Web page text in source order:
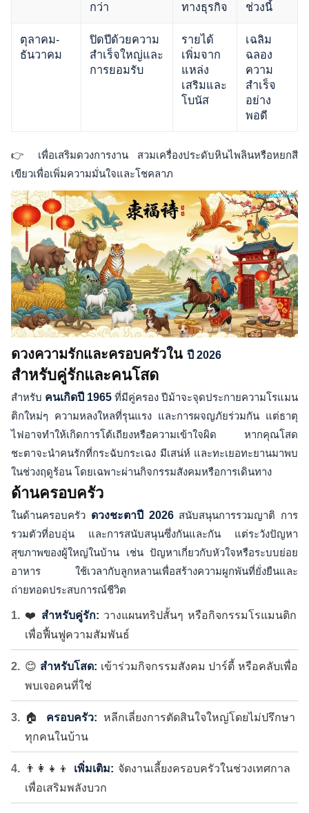
กว่า ทางธุรกิจ ช่วงนี้
ตุลาคม-
ธันวาคม
ปิดปีด้วยความ
สำเร็จใหญ่และ
การยอมรับ
รายได้
เพิ่มจาก
แหล่ง
เสริมและ
โบนัส
เฉลิม
ฉลอง
ความ
สำเร็จ
อย่าง
พอดี
👉 เพื่อเสริมดวงการงาน สวมเครื่องประดับหินไพลินหรือหยกสี
เขียวเพื่อเพิ่มความมั่นใจและโชคลาภ
ดวงความรักและครอบครัวใน ปี 2026
สำหรับคู่รักและคนโสด
สำหรับ คนเกิดปี 1965 ที่มีคู่ครอง ปีม้าจะจุดประกายความโรแมน
ติกใหม่ๆ ความหลงใหลที่รุนแรง และการผจญภัยร่วมกัน แต่ธาตุ
ไฟอาจทำให้เกิดการโต้เถียงหรือความเข้าใจผิด หากคุณโสด
ชะตาจะนำคนรักที่กระฉับกระเฉง มีเสน่ห์ และทะเยอทะยานมาพบ
ในช่วงฤดูร้อน โดยเฉพาะผ่านกิจกรรมสังคมหรือการเดินทาง
ด้านครอบครัว
ในด้านครอบครัว ดวงชะตาปี 2026สนับสนุนการรวมญาติ การ
รวมตัวที่อบอุ่น และการสนับสนุนซึ่งกันและกัน แต่ระวังปัญหา
สุขภาพของผู้ใหญ่ในบ้าน เช่น ปัญหาเกี่ยวกับหัวใจหรือระบบย่อย
อาหาร ใช้เวลากับลูกหลานเพื่อสร้างความผูกพันที่ยั่งยืนและ
ถ่ายทอดประสบการณ์ชีวิต
❤️ สำหรับคู่รัก: วางแผนทริปสั้นๆ หรือกิจกรรมโรแมนติก
เพื่อฟื้นฟูความสัมพันธ์
😊 สำหรับโสด: เข้าร่วมกิจกรรมสังคม ปาร์ตี้ หรือคลับเพื่อ
พบเจอคนที่ใช่
🏠 ครอบครัว: หลีกเลี่ยงการตัดสินใจใหญ่โดยไม่ปรึกษา
ทุกคนในบ้าน
👨‍👩‍👧‍👦 เพิ่มเติม: จัดงานเลี้ยงครอบครัวในช่วงเทศกาล
เพื่อเสริมพลังบวก